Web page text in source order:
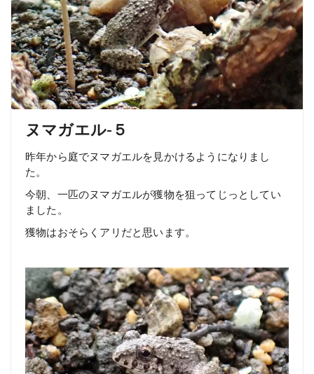
ヌマガエル-５
昨年から庭でヌマガエルを見かけるようになりまし
た。
今朝、一匹のヌマガエルが獲物を狙ってじっとしてい
ました。
獲物はおそらくアリだと思います。